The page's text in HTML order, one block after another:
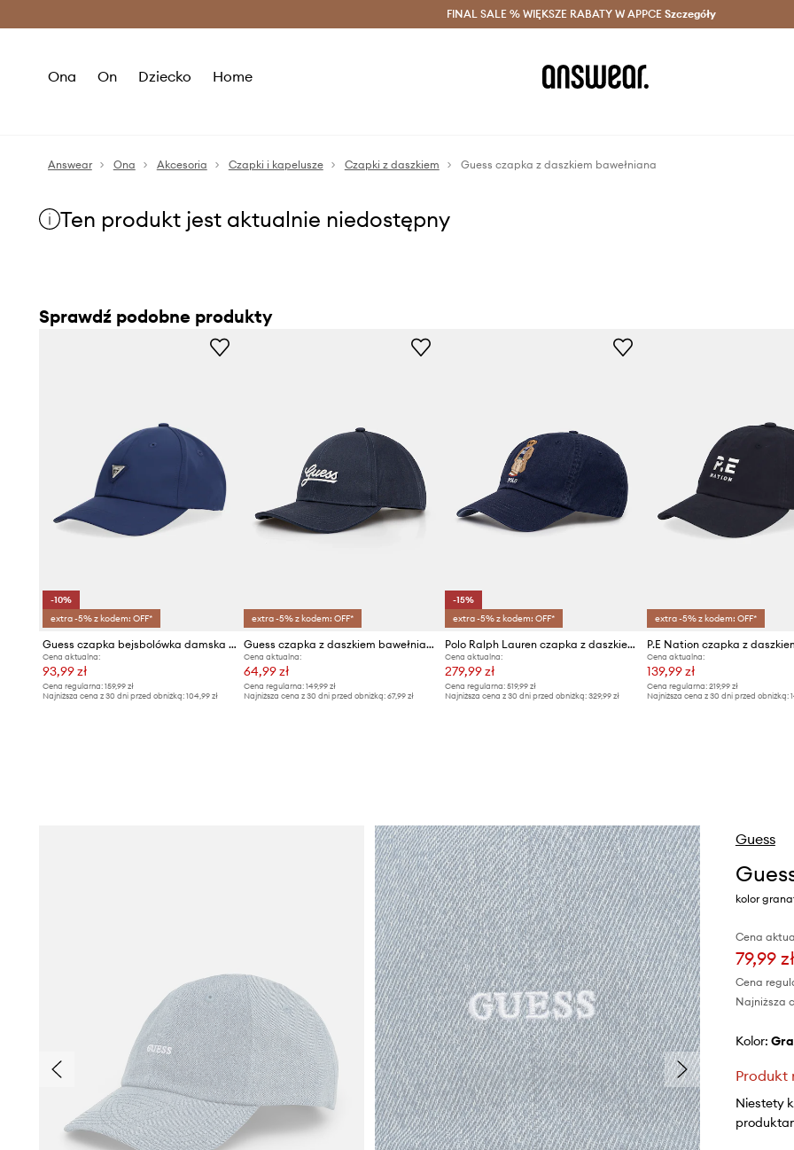
Oszczędzaj z Answear Club > Dostawa nawet w 24h >
FINAL SALE % WIĘKSZE RABATY W APPCE Szczegóły
Ona On Dziecko Home
Answear Ona Akcesoria Czapki i kapelusze Czapki z daszkiem Guess czapka z daszkiem bawełniana
Ten produkt jest aktualnie niedostępny
Sprawdź podobne produkty
-10%
extra -5% z kodem: OFF*
Guess czapka bejsbolówka damska NOEMIE
Cena aktualna:
93,99 zł
Cena regularna: 159,99 zł
Najniższa cena z 30 dni przed obniżką: 104,99 zł
extra -5% z kodem: OFF*
Guess czapka z daszkiem bawełniana
Cena aktualna:
64,99 zł
Cena regularna:149,99 zł
Najniższa cena z 30 dni przed obniżką:67,99 zł
-15%
extra -5% z kodem: OFF*
Polo Ralph Lauren czapka z daszkiem damska bawełniana
Cena aktualna:
279,99 zł
Cena regularna: 519,99 zł
Najniższa cena z 30 dni przed obniżką: 329,99 zł
extra -5% z kodem: OFF*
Cena aktualna:
139,99 zł
Cena regularna: 219,99 zł
Najniższa cena z 30 dni przed obniżką:
Guess
kolor
Cena
79,99 zł
Cena
Najniższa
Kolor:
Produkt
Niestety